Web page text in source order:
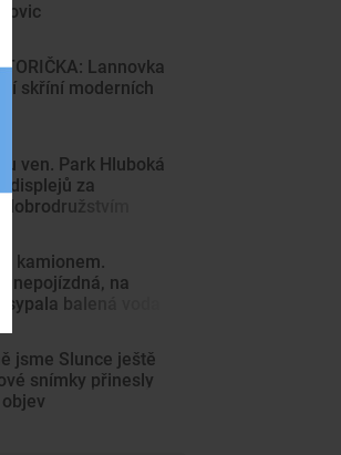
Lannovka
skříní moderních
ven. Park Hluboká
displejů za
dobrodružstvím
s kamionem.
nepojízdná, na
balená voda
jsme Slunce ještě
snímky přinesly